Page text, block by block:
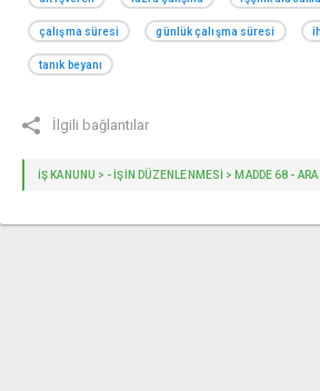
çalışma süresi günlük çalışma süresi
tanık beyanı
İlgili bağlantılar
İŞ KANUNU > - İŞIN DÜZENLENMESI > MADDE 68 -